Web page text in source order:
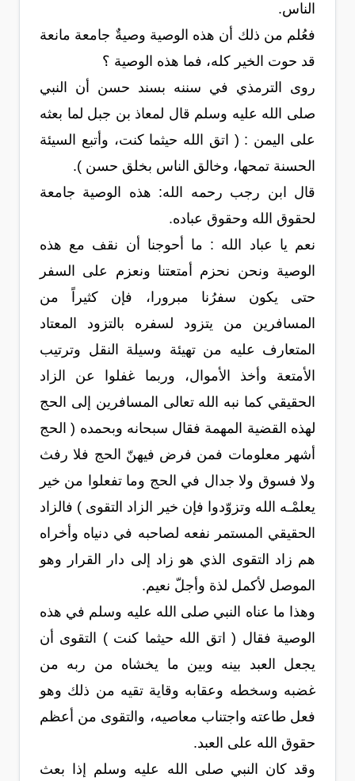
الناس.
فعُلم من ذلك أن هذه الوصية وصيةٌ جامعة مانعة
قد حوت الخير كله، فما هذه الوصية ؟
روى الترمذي في سننه بسند حسن أن النبي
صلى الله عليه وسلم قال لمعاذ بن جبل لما بعثه
على اليمن : ( اتق الله حيثما كنت، وأتبع السيئة
الحسنة تمحها، وخالق الناس بخلق حسن ).
قال ابن رجب رحمه الله: هذه الوصية جامعة
لحقوق الله وحقوق عباده.
نعم يا عباد الله : ما أحوجنا أن نقف مع هذه
الوصية ونحن نحزم أمتعتنا ونعزم على السفر
حتى يكون سفرُنا مبرورا، فإن كثيراً من
المسافرين من يتزود لسفره بالتزود المعتاد
المتعارف عليه من تهيئة وسيلة النقل وترتيب
الأمتعة وأخذ الأموال، وربما غفلوا عن الزاد
الحقيقي كما نبه الله تعالى المسافرين إلى الحج
لهذه القضية المهمة فقال سبحانه وبحمده ( الحج
أشهر معلومات فمن فرض فيهنّ الحج فلا رفث
ولا فسوق ولا جدال في الحج وما تفعلوا من خير
يعلمْـه الله وتزوّدوا فإن خير الزاد التقوى ) فالزاد
الحقيقي المستمر نفعه لصاحبه في دنياه وأخراه
هم زاد التقوى الذي هو زاد إلى دار القرار وهو
الموصل لأكمل لذة وأجلّ نعيم.
وهذا ما عناه النبي صلى الله عليه وسلم في هذه
الوصية فقال ( اتق الله حيثما كنت ) التقوى أن
يجعل العبد بينه وبين ما يخشاه من ربه من
غضبه وسخطه وعقابه وقاية تقيه من ذلك وهو
فعل طاعته واجتناب معاصيه، والتقوى من أعظم
حقوق الله على العبد.
وقد كان النبي صلى الله عليه وسلم إذا بعث